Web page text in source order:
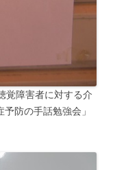
覚障害者に対する介
防の手話勉強会」